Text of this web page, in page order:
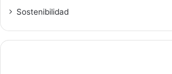
Sostenibilidad